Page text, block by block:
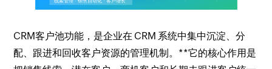
CRM客户池功能，是企业在 CRM 系统中集中沉淀、分
配、跟进和回收客户资源的管理机制。**它的核心作用是